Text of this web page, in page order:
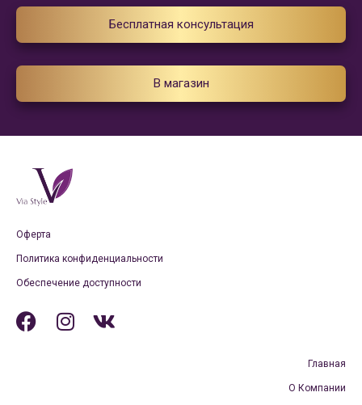
Бесплатная консультация
В магазин
Оферта
Политика конфиденциальности
Обеспечение доступности
Главная
О Компании